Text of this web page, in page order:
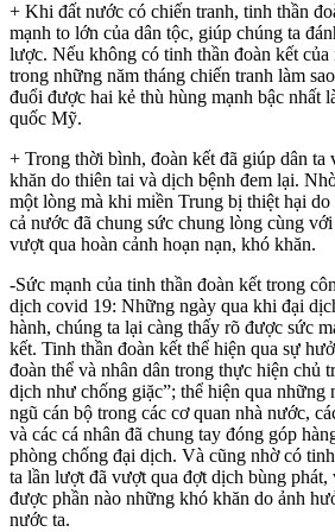
+ Khi đất nước có chiến tranh, tinh thần
mạnh to lớn của dân tộc, giúp chúng ta
lược. Nếu không có tinh thần đoàn kết của
trong những năm tháng chiến tranh làm
đuổi được hai kẻ thù hùng mạnh bậc nhất
quốc Mỹ.
+ Trong thời bình, đoàn kết đã giúp dân ta
khăn do thiên tai và dịch bệnh đem lại.
một lòng mà khi miền Trung bị thiệt hại
cả nước đã chung sức chung lòng cùng
vượt qua hoàn cảnh hoạn nạn, khó khăn.
-Sức mạnh của tinh thần đoàn kết trong
dịch covid 19: Những ngày qua khi đại
hành, chúng ta lại càng thấy rõ được sức
kết. Tinh thần đoàn kết thể hiện qua sự
đoàn thể và nhân dân trong thực hiện chủ
dịch như chống giặc”; thể hiện qua những
ngũ cán bộ trong các cơ quan nhà nước,
và các cá nhân đã chung tay đóng góp
phòng chống đại dịch. Và cũng nhờ có
ta lần lượt đã vượt qua đợt dịch bùng
được phần nào những khó khăn do ảnh
nước ta.